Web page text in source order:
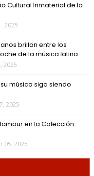
Cultural Inmaterial de la
2025
brillan entre los
de la música latina.
2025
música siga siendo
2025
en la Colección
05, 2025